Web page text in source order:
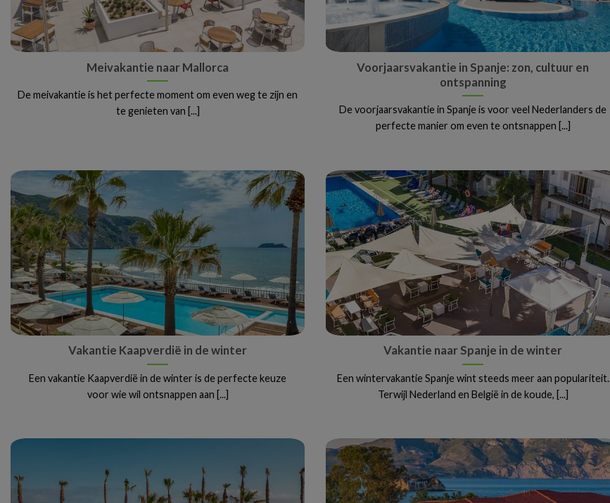
Meivakantie naar Mallorca
De meivakantie is het perfecte moment om even weg te zijn en
te genieten van [...]
Voorjaarsvakantie in Spanje: zon, cultuur en
ontspanning
De voorjaarsvakantie in Spanje is voor veel Nederlanders de
perfecte manier om even te ontsnappen [...]
Vakantie Kaapverdië in de winter
Een vakantie Kaapverdië in de winter is de perfecte keuze
voor wie wil ontsnappen aan [...]
Vakantie naar Spanje in de winter
Een wintervakantie Spanje wint steeds meer aan populariteit.
Terwijl Nederland en België in de koude, [...]